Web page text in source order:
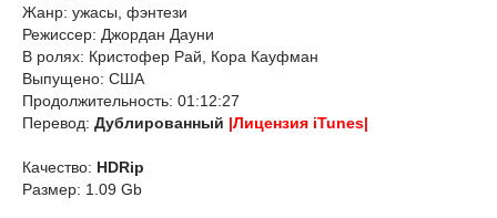
Жанр: ужасы, фэнтези
Режиссер: Джордан Дауни
В ролях: Кристофер Рай, Кора Кауфман
Выпущено: США
Продолжительность: 01:12:27
Перевод: Дублированный |Лицензия iTunes|
Качество: HDRip
Размер: 1.09 Gb